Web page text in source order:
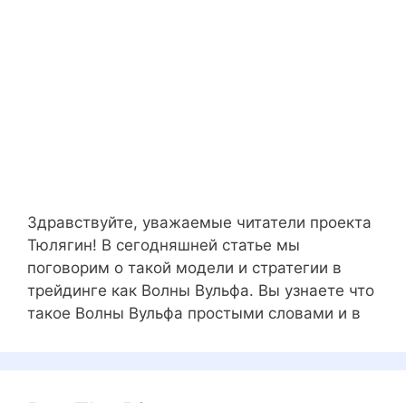
Здравствуйте, уважаемые читатели проекта
Тюлягин! В сегодняшней статье мы
поговорим о такой модели и стратегии в
трейдинге как Волны Вульфа. Вы узнаете что
такое Волны Вульфа простыми словами и в